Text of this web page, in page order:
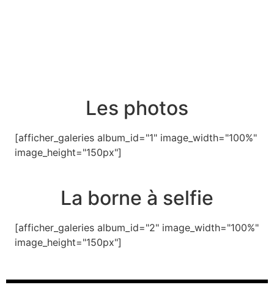
Les photos
[afficher_galeries album_id="1" image_width="100%"
image_height="150px"]
La borne à selfie
[afficher_galeries album_id="2" image_width="100%"
image_height="150px"]